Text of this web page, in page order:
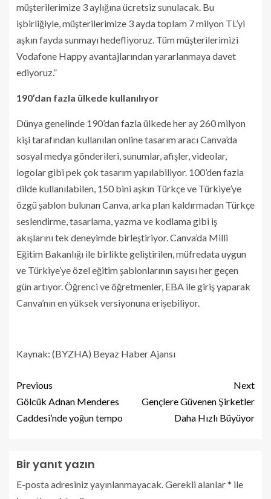
müşterilerimize 3 aylığına ücretsiz sunulacak. Bu
işbirliğiyle, müşterilerimize 3 ayda toplam 7 milyon TL’yi
aşkın fayda sunmayı hedefliyoruz. Tüm müşterilerimizi
Vodafone Happy avantajlarından yararlanmaya davet
ediyoruz.”
190’dan fazla ülkede kullanılıyor
Dünya genelinde 190’dan fazla ülkede her ay 260 milyon
kişi tarafından kullanılan online tasarım aracı Canva’da
sosyal medya gönderileri, sunumlar, afişler, videolar,
logolar gibi pek çok tasarım yapılabiliyor. 100’den fazla
dilde kullanılabilen, 150 bini aşkın Türkçe ve Türkiye’ye
özgü şablon bulunan Canva, arka plan kaldırmadan Türkçe
seslendirme, tasarlama, yazma ve kodlama gibi iş
akışlarını tek deneyimde birleştiriyor. Canva’da Milli
Eğitim Bakanlığı ile birlikte geliştirilen, müfredata uygun
ve Türkiye’ye özel eğitim şablonlarının sayısı her geçen
gün artıyor. Öğrenci ve öğretmenler, EBA ile giriş yaparak
Canva’nın en yüksek versiyonuna erişebiliyor.
Kaynak: (BYZHA) Beyaz Haber Ajansı
Previous
Gölcük Adnan Menderes
Caddesi’nde yoğun tempo
Next
Gençlere Güvenen Şirketler
Daha Hızlı Büyüyor
Bir yanıt yazın
E-posta adresiniz yayınlanmayacak. Gerekli alanlar* ile